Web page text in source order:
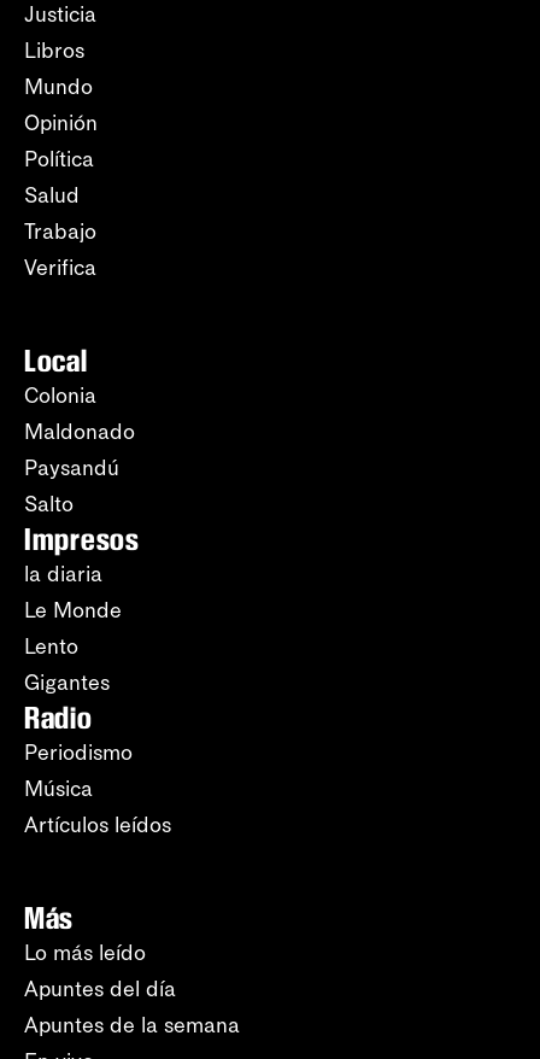
Justicia
Libros
Mundo
Opinión
Política
Salud
Trabajo
Verifica
Local
Colonia
Maldonado
Paysandú
Salto
Impresos
la diaria
Le Monde
Lento
Gigantes
Radio
Periodismo
Música
Artículos leídos
Más
Lo más leído
Apuntes del día
Apuntes de la semana